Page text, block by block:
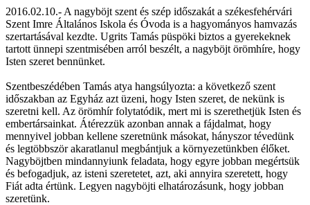
2016.02.10.- A nagyböjt szent és szép időszakát a székesfehérvári
Szent Imre Általános Iskola és Óvoda is a hagyományos hamvazás
szertartásával kezdte. Ugrits Tamás püspöki biztos a gyerekeknek
tartott ünnepi szentmisében arról beszélt, a nagyböjt örömhíre, hogy
Isten szeret bennünket.
Szentbeszédében Tamás atya hangsúlyozta: a következő szent
időszakban az Egyház azt üzeni, hogy Isten szeret, de nekünk is
szeretni kell. Az örömhír folytatódik, mert mi is szerethetjük Isten és
embertársainkat. Átérezzük azonban annak a fájdalmat, hogy
mennyivel jobban kellene szeretnünk másokat, hányszor tévedünk
és legtöbbször akaratlanul megbántjuk a környezetünkben élőket.
Nagyböjtben mindannyiunk feladata, hogy egyre jobban megértsük
és befogadjuk, az isteni szeretetet, azt, aki annyira szeretett, hogy
Fiát adta értünk. Legyen nagyböjti elhatározásunk, hogy jobban
szeretünk.